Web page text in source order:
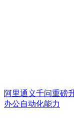
阿里通义千问重磅
办公自动化能力